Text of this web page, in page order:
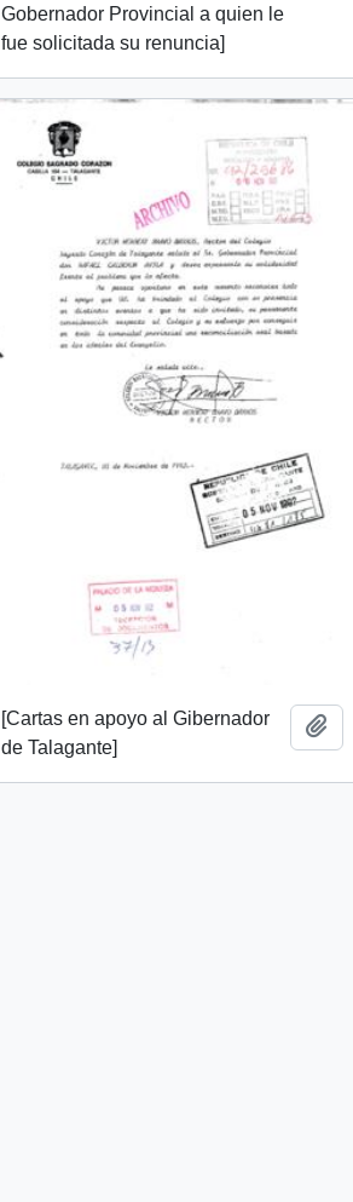
Gobernador Provincial a quien le
fue solicitada su renuncia]
[Cartas en apoyo al Gibernador
de Talagante]